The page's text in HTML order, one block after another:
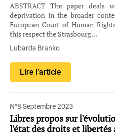
ABSTRACT The paper deals
deprivation in the broader
European Court of Human
this respect the Strasbourg ...
Lubarda Branko
Lire l’article
N°8 Septembre 2023
Libres propos sur
l'état des droits et libertés